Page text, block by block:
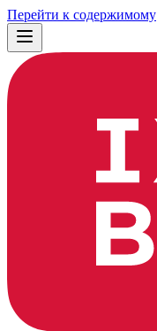
Перейти к содержимому